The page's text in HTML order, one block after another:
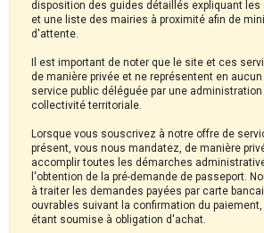
disposition des guides détaillés expliquant
et une liste des mairies à proximité afin de
d'attente.
Il est important de noter que le site et ces
de manière privée et ne représentent en
service public déléguée par une
collectivité territoriale.
Lorsque vous souscrivez à notre offre de
présent, vous nous mandatez, de manière
accomplir toutes les démarches
l'obtention de la pré-demande de passeport.
à traiter les demandes payées par carte
ouvrables suivant la confirmation du
étant soumise à obligation d'achat.